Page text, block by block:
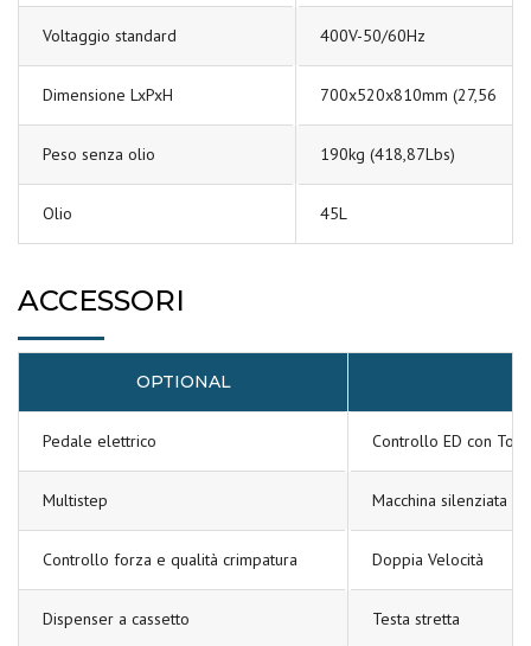
Voltaggio standard 400V-50/60Hz
Dimensione LxPxH 700x520x810mm (27,56
Peso senza olio 190kg (418,87Lbs)
Olio 45L
ACCESSORI
OPTIONAL
Pedale elettrico Controllo ED con
Multistep Macchina silenziata
Controllo forza e qualità crimpatura Doppia Velocità
Dispenser a cassetto Testa stretta